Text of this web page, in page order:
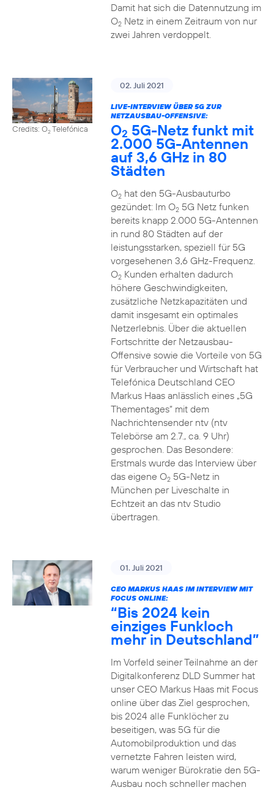
Damit hat sich die Datennutzung im
O2Netz in einem Zeitraum von nur
zwei Jahren verdoppelt.
Credits: O2Telefónica
02. Juli 2021
LIVE-INTERVIEW ÜBER 5G ZUR
NETZAUSBAU-OFFENSIVE:
O2 5G-Netz funkt mit
2.000 5G-Antennen
auf 3,6 GHz in 80
Städten
O2hat den 5G-Ausbauturbo
gezündet: Im O25G Netz funken
bereits knapp 2.000 5G-Antennen
in rund 80 Städten auf der
leistungsstarken, speziell für 5G
vorgesehenen 3,6 GHz-Frequenz.
O2Kunden erhalten dadurch
höhere Geschwindigkeiten,
zusätzliche Netzkapazitäten und
damit insgesamt ein optimales
Netzerlebnis. Über die aktuellen
Fortschritte der Netzausbau-
Offensive sowie die Vorteile von 5G
für Verbraucher und Wirtschaft hat
Telefónica Deutschland CEO
Markus Haas anlässlich eines „5G
Thementages“ mit dem
Nachrichtensender ntv (ntv
Telebörse am 2.7., ca. 9 Uhr)
gesprochen. Das Besondere:
Erstmals wurde das Interview über
das eigene O25G-Netz in
München per Liveschalte in
Echtzeit an das ntv Studio
übertragen.
01. Juli 2021
CEO MARKUS HAAS IM INTERVIEW MIT
FOCUS ONLINE:
“Bis 2024 kein
einziges Funkloch
mehr in Deutschland”
Im Vorfeld seiner Teilnahme an der
Digitalkonferenz DLD Summer hat
unser CEO Markus Haas mit Focus
online über das Ziel gesprochen,
bis 2024 alle Funklöcher zu
beseitigen, was 5G für die
Automobilproduktion und das
vernetzte Fahren leisten wird,
warum weniger Bürokratie den 5G-
Ausbau noch schneller machen